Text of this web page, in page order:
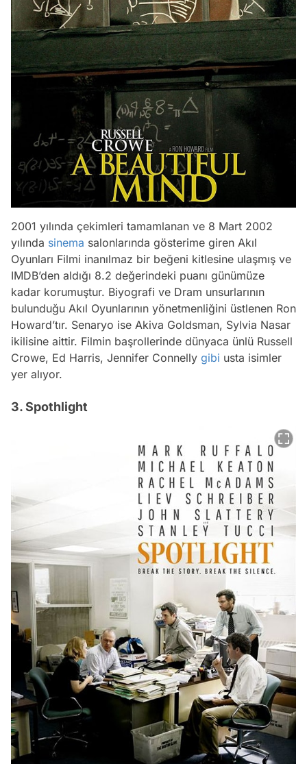
2001 yılında çekimleri tamamlanan ve 8 Mart 2002
yılında sinema salonlarında gösterime giren Akıl
Oyunları Filmi inanılmaz bir beğeni kitlesine ulaşmış ve
IMDB’den aldığı 8.2 değerindeki puanı günümüze
kadar korumuştur. Biyografi ve Dram unsurlarının
bulunduğu Akıl Oyunlarının yönetmenliğini üstlenen Ron
Howard’tır. Senaryo ise Akiva Goldsman, Sylvia Nasar
ikilisine aittir. Filmin başrollerinde dünyaca ünlü Russell
Crowe, Ed Harris, Jennifer Connelly gibi usta isimler
yer alıyor.
3. Spothlight